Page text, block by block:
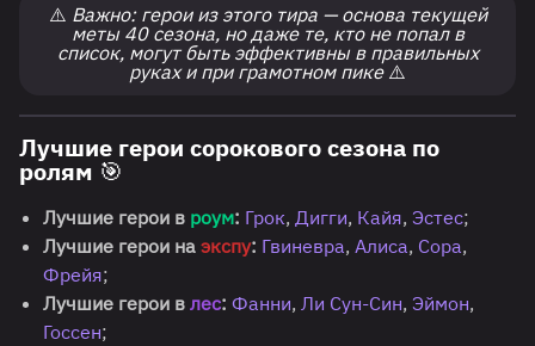
⚠️ Важно: герои из этого тира — основа текущей
меты 40 сезона, но даже те, кто не попал в
список, могут быть эффективны в правильных
руках и при грамотном пике⚠️
Лучшие герои сорокового сезона по
ролям 🎯
Лучшие герои в роум: Грок, Дигги, Кайя, Эстес;
Лучшие герои на экспу: Гвиневра, Алиса, Сора,
Фрейя;
Лучшие герои в лес: Фанни, Ли Сун-Син, Эймон,
Госсен;